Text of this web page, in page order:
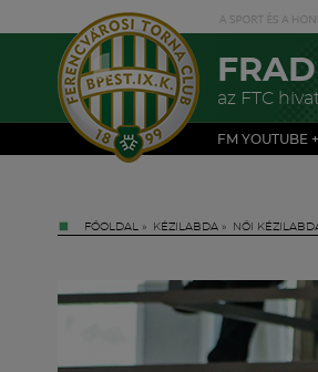
az FTC
FM YOUTUBE +
FŐOLDAL » KÉZILABDA » NŐI